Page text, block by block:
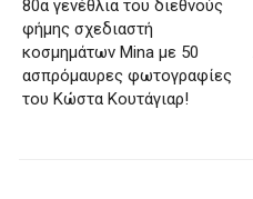
80α γενέθλια του διεθνούς
φήμης σχεδιαστή
κοσμημάτων Mina με 50
ασπρόμαυρες φωτογραφίες
του Κώστα Κουτάγιαρ!